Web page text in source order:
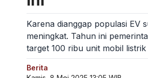
Karena dianggap populasi EV
meningkat. Tahun ini
target 100 ribu unit mobil
Berita